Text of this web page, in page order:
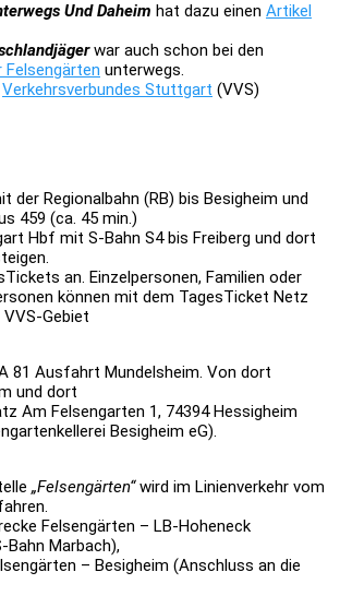
Und Daheim hat dazu einen Artikel
war auch schon bei den
Felsengärten unterwegs.
Verkehrsverbundes Stuttgart (VVS)
Regionalbahn (RB) bis Besigheim und
459 (ca. 45 min.)
Hbf mit S-Bahn S4 bis Freiberg und dort
an. Einzelpersonen, Familien oder
können mit dem TagesTicket Netz
Gebiet
81 Ausfahrt Mundelsheim. Von dort
und dort
Am Felsengarten 1, 74394 Hessigheim
Besigheim eG).
„Felsengärten“wird im Linienverkehr vom
Felsengärten – LB-Hoheneck
Bahn Marbach),
– Besigheim (Anschluss an die